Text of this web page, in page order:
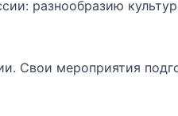
разнообразию
Свои мероприятия